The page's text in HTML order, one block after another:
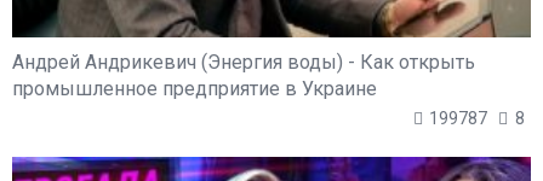
Андрей Андрикевич (Энергия воды) - Как открыть
промышленное предприятие в Украине
199787 8